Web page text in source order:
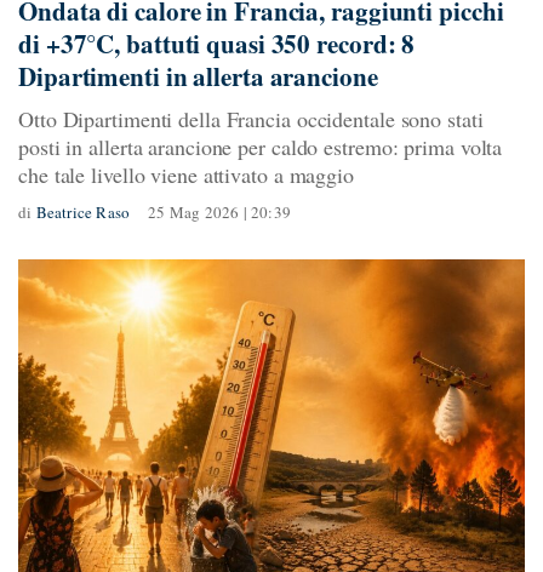
Ondata di calore in Francia, raggiunti picchi
di +37°C, battuti quasi 350 record: 8
Dipartimenti in allerta arancione
Otto Dipartimenti della Francia occidentale sono stati
posti in allerta arancione per caldo estremo: prima volta
che tale livello viene attivato a maggio
di Beatrice Raso 25 Mag 2026 | 20:39